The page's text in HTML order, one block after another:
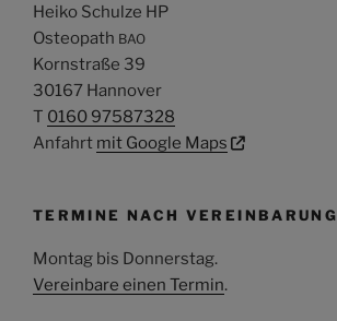
Heiko Schulze HP
Osteopath BAO
Kornstraße 39
30167 Hannover
T 0160 97587328
Anfahrt mit Google Maps
TERMINE NACH VEREINBARUNG
Montag bis Donnerstag.
Vereinbare einen Termin.